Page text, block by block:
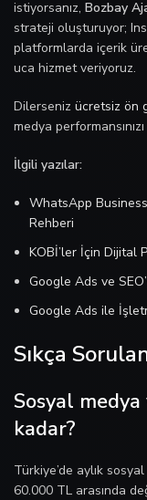
istiyorsanız, Bozbay
strateji oluşturuyor;
platformlarda içerik
uca hizmet veriyoruz.
Dilerseniz ücretsiz ön
medya
İlgili yazılar:
WhatsApp
Rehberi
KOBİ’ler İçin Dijital
Google Ads ve
Google Ads ile
Sıkça
Sosyal
kadar?
Türkiye’de aylık
60.000 TL arasında